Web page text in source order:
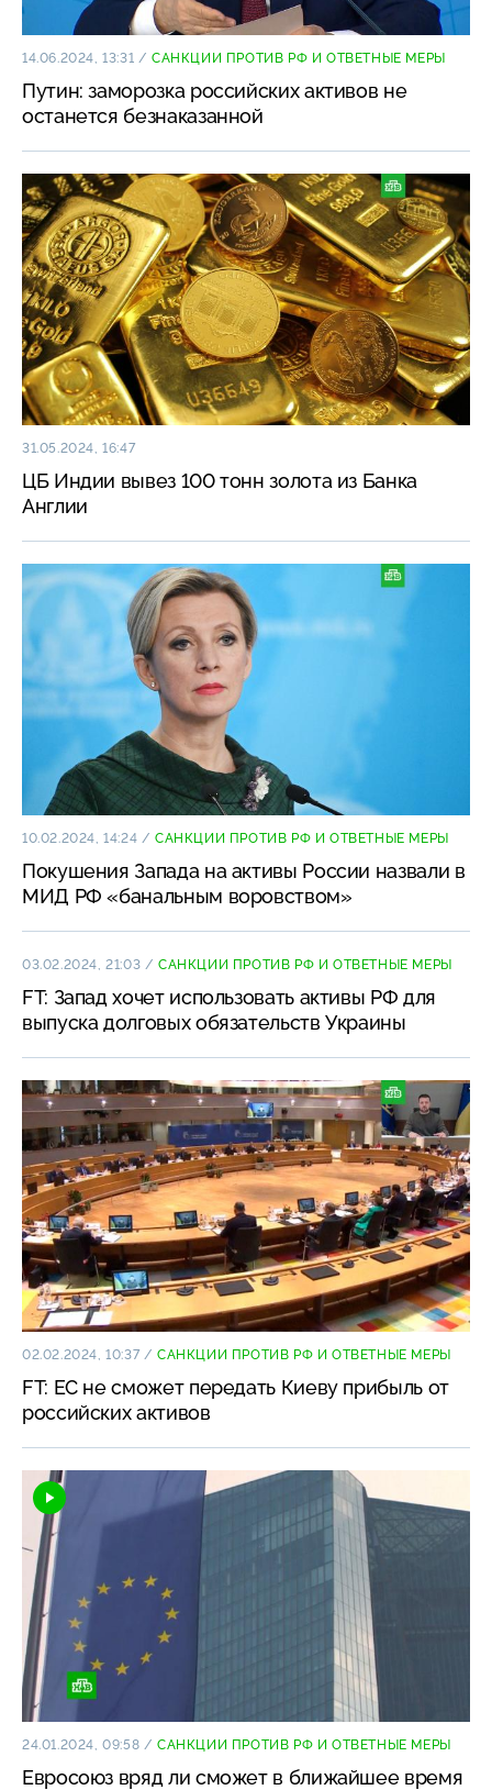
14.06.2024, 13:31 /САНКЦИИ ПРОТИВ РФ И ОТВЕТНЫЕ МЕРЫ
Путин: заморозка российских активов не
останется безнаказанной
31.05.2024, 16:47
ЦБ Индии вывез 100 тонн золота из Банка
Англии
10.02.2024, 14:24 /САНКЦИИ ПРОТИВ РФ И ОТВЕТНЫЕ МЕРЫ
Покушения Запада на активы России назвали в
МИД РФ «банальным воровством»
03.02.2024, 21:03 /САНКЦИИ ПРОТИВ РФ И ОТВЕТНЫЕ МЕРЫ
FT: Запад хочет использовать активы РФ для
выпуска долговых обязательств Украины
02.02.2024, 10:37/САНКЦИИ ПРОТИВ РФ И ОТВЕТНЫЕ МЕРЫ
FT: ЕС не сможет передать Киеву прибыль от
российских активов
24.01.2024, 09:58 /САНКЦИИ ПРОТИВ РФ И ОТВЕТНЫЕ МЕРЫ
Евросоюз вряд ли сможет в ближайшее время